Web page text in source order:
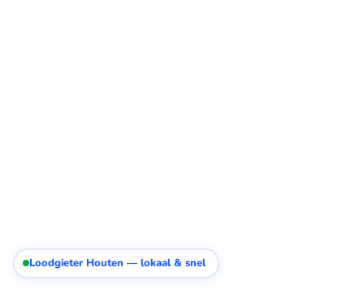
Loodgieter Houten — lokaal & snel